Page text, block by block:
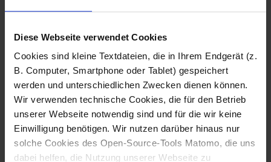
Diese Webseite verwendet Cookies
Cookies sind kleine Textdateien, die in Ihrem Endgerät (z.
B. Computer, Smartphone oder Tablet) gespeichert
werden und unterschiedlichen Zwecken dienen können.
Wir verwenden technische Cookies, die für den Betrieb
unserer Webseite notwendig sind und für die wir keine
Einwilligung benötigen. Wir nutzen darüber hinaus nur
solche Cookies des Open-Source-Tools Matomo, die uns
dabei helfen, die Nutzung unserer Webseite zu
Fotografo: Lorenz
Sternbach
Download
Fotografo: Lorenz
Sternbach
Download